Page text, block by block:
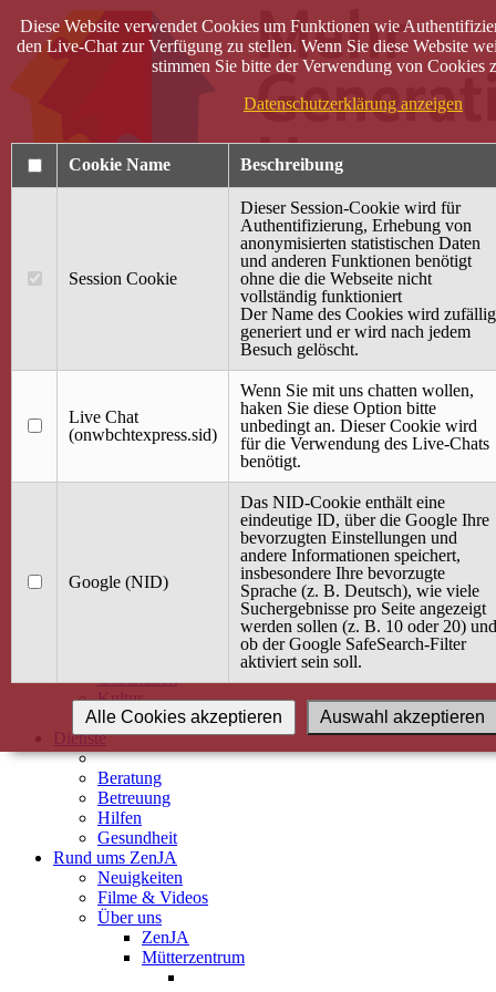
40 Jahre Mütterzentrum
Terminkalender
Gemeinsam aktiv
Gemeinsam unterwegs
wirFAIRändern
Angebot / Kurs suchen
Babybauch & Elternschaft
Gesundheit
Kultur
Alle Kurse
Dienste
Beratung
Betreuung
Hilfen
Gesundheit
Rund ums ZenJA
Neuigkeiten
Filme & Videos
Über uns
ZenJA
Mütterzentrum
Diese Website verwendet Cookies um Funktionen wie
den Live-Chat zur Verfügung zu stellen. Wenn Sie diese Website
stimmen Sie bitte der Verwendung von Cookies
Datenschutzerklärung anzeigen
Cookie Name Beschreibung
Session Cookie
Dieser Session-Cookie wird für
Authentifizierung, Erhebung von
anonymisierten statistischen Daten
und anderen Funktionen benötigt
ohne die die Webseite nicht
vollständig funktioniert
Der Name des Cookies wird zufällig
generiert und er wird nach jedem
Besuch gelöscht.
Live Chat
(onwbchtexpress.sid)
Wenn Sie mit uns chatten wollen,
haken Sie diese Option bitte
unbedingt an. Dieser Cookie wird
für die Verwendung des Live-Chats
benötigt.
Google (NID)
Das NID-Cookie enthält eine
eindeutige ID, über die Google Ihre
bevorzugten Einstellungen und
andere Informationen speichert,
insbesondere Ihre bevorzugte
Sprache (z. B. Deutsch), wie viele
Suchergebnisse pro Seite angezeigt
werden sollen (z. B. 10 oder 20) und
ob der Google SafeSearch-Filter
aktiviert sein soll.
Auswahl akzeptieren
Alle Cookies akzeptieren